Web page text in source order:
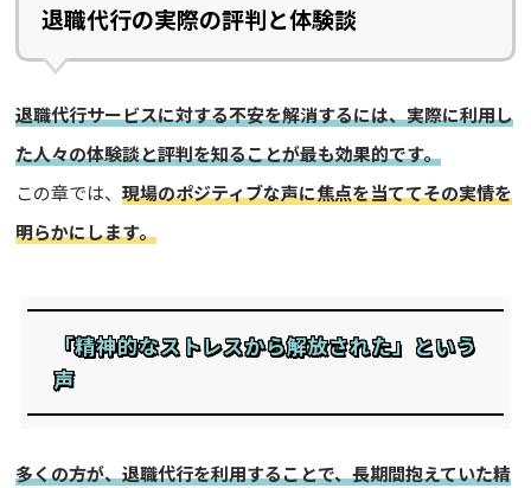
退職代行の実際の評判と体験談
退職代行サービスに対する不安を解消するには、実際に利用し
た人々の体験談と評判を知ることが最も効果的です。
この章では、現場のポジティブな声に焦点を当ててその実情を
明らかにします。
「精神的なストレスから解放された」という
声
多くの方が、退職代行を利用することで、長期間抱えていた精